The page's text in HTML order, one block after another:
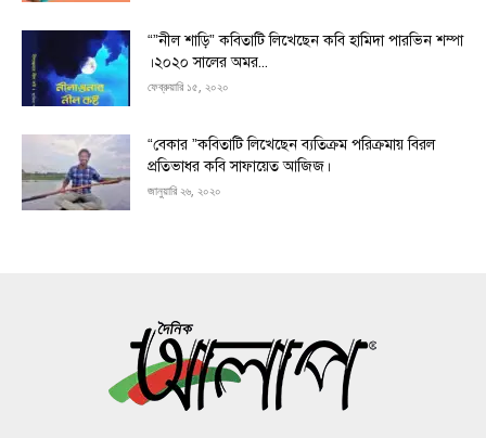
“”নীল শাড়ি” কবিতাটি লিখেছেন কবি হামিদা পারভিন শম্পা
।২০২০ সালের অমর...
ফেব্রুয়ারি ১৫, ২০২০
“বেকার ”কবিতাটি লিখেছেন ব্যতিক্রম পরিক্রমায় বিরল
প্রতিভাধর কবি সাফায়েত আজিজ।
জানুয়ারি ২৬, ২০২০